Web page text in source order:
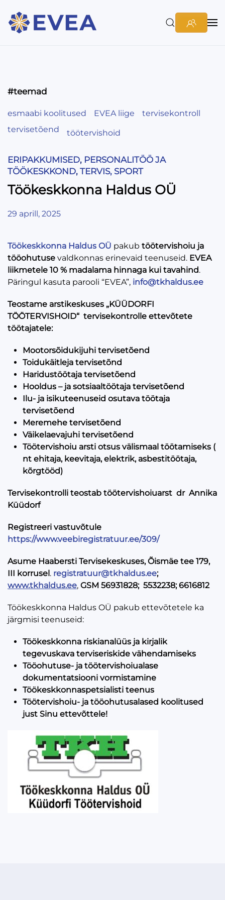
#teemad
esmaabi koolitused EVEA liige
tervisekontroll
tervisetõend
töötervishoid
ERIPAKKUMISED, PERSONALITÖÖ JA
TÖÖKESKKOND, TERVIS, SPORT
Töökeskkonna Haldus OÜ
29 aprill, 2025
Töökeskkonna Haldus OÜ pakub töötervishoiu ja
tööohutuse valdkonnas erinevaid teenuseid. EVEA
liikmetele 10 % madalama hinnaga kui tavahind.
Päringul kasuta parooli “EVEA”, info@tkhaldus.ee
Teostame arstikeskuses „KÜÜDORFI
TÖÖTERVISHOID“ tervisekontrolle ettevõtete
töötajatele:
Mootorsõidukijuhi tervisetõend
Toidukäitleja tervisetõnd
Haridustöötaja tervisetõend
Hooldus – ja sotsiaaltöötaja tervisetõend
Ilu- ja isikuteenuseid osutava töötaja
tervisetõend
Meremehe tervisetõend
Väikelaevajuhi tervisetõend
Töötervishoiu arsti otsus välismaal töötamiseks (
nt ehitaja, keevitaja, elektrik, asbestitöötaja,
kõrgtööd)
Tervisekontrolli teostab töötervishoiuarst dr Annika
Küüdorf
Registreeri vastuvõtule
https://www.veebiregistratuur.ee/309/
Asume Haabersti Tervisekeskuses, Õismäe tee 179,
III korrusel. registratuur@tkhaldus.ee;
www.tkhaldus.ee, GSM 56931828; 5532238; 6616812
Töökeskkonna Haldus OÜ pakub ettevõtetele ka
järgmisi teenuseid:
Töökeskkonna riskianalüüs ja kirjalik
tegevuskava terviseriskide vähendamiseks
Tööohutuse- ja töötervishoiualase
dokumentatsiooni vormistamine
Töökeskkonnaspetsialisti teenus
Töötervishoiu- ja tööohutusalased koolitused
just Sinu ettevõttele!